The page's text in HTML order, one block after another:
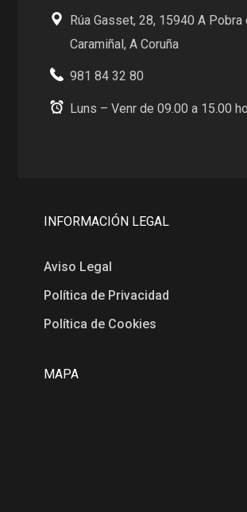
Rúa Gasset, 28, 15940 A Pobra
Caramiñal, A Coruña
981 84 32 80
Luns – Venr de 09.00 a 15.00
INFORMACIÓN LEGAL
Aviso Legal
Política de Privacidad
Política de Cookies
MAPA